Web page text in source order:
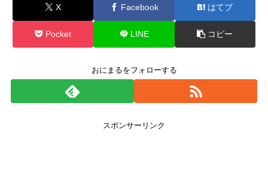
X Facebook はてブ
Pocket LINE コピー
おにまるをフォローする
スポンサーリンク